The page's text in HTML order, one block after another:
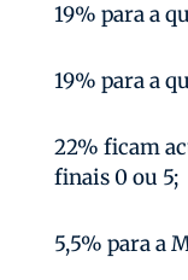
19% para a
19% para a
22% ficam
finais 0 ou 5;
5,5% para a